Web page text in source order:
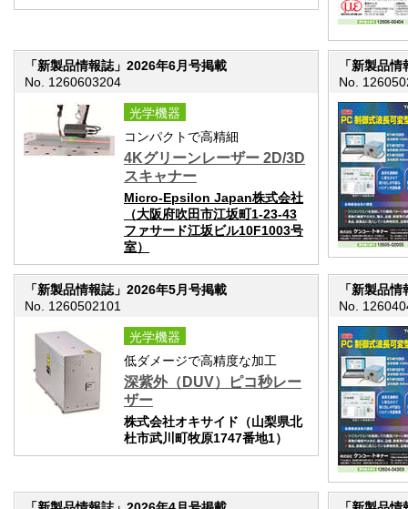
「新製品情報誌」2026年6月号掲載
No. 1260603204
光学機器
コンパクトで高精細
4Kグリーンレーザー 2D/3D
スキャナー
Micro-Epsilon Japan株式会社
（大阪府吹田市江坂町1-23-43
ファサード江坂ビル10F1003号
室）
「新製品
No.
「新製品情報誌」2026年5月号掲載
No. 1260502101
光学機器
低ダメージで高精度な加工
深紫外（DUV）ピコ秒レー
ザー
株式会社オキサイド（山梨県北
杜市武川町牧原1747番地1）
「新製品
No.